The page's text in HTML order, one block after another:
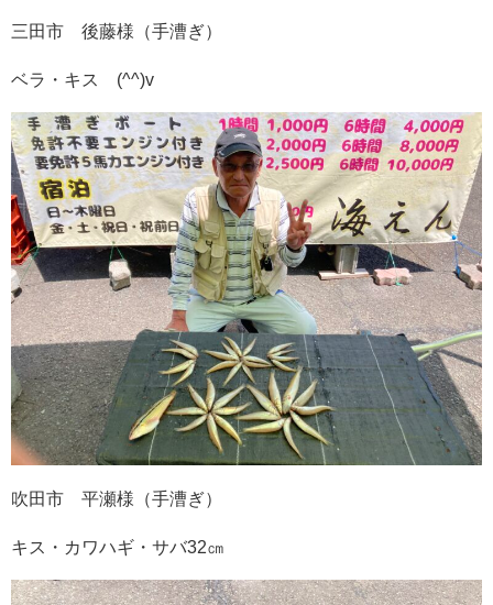
三田市 後藤様（手漕ぎ）
ベラ・キス (^^)v
吹田市 平瀬様（手漕ぎ）
キス・カワハギ・サバ32㎝